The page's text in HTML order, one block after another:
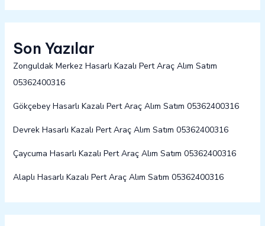
Son Yazılar
Zonguldak Merkez Hasarlı Kazalı Pert Araç Alım Satım
05362400316
Gökçebey Hasarlı Kazalı Pert Araç Alım Satım 05362400316
Devrek Hasarlı Kazalı Pert Araç Alım Satım 05362400316
Çaycuma Hasarlı Kazalı Pert Araç Alım Satım 05362400316
Alaplı Hasarlı Kazalı Pert Araç Alım Satım 05362400316